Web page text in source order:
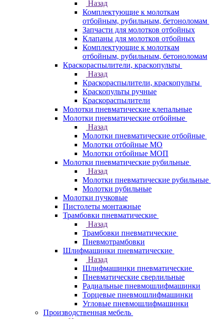
Назад
Комплектующие к молоткам
отбойным, рубильным, бетоноломам
Запчасти для молотков отбойных
Клапаны для молотков отбойных
Комплектующие к молоткам
отбойным, рубильным, бетоноломам
Краскораспылители, краскопульты
Назад
Краскораспылители, краскопульты
Краскопульты ручные
Краскораспылители
Молотки пневматические клепальные
Молотки пневматические отбойные
Назад
Молотки пневматические отбойные
Молотки отбойные МО
Молотки отбойные МОП
Молотки пневматические рубильные
Назад
Молотки пневматические рубильные
Молотки рубильные
Молотки пучковые
Пистолеты монтажные
Трамбовки пневматические
Назад
Трамбовки пневматические
Пневмотрамбовки
Шлифмашинки пневматические
Назад
Шлифмашинки пневматические
Пневматические сверлильные
Радиальные пневмошлифмашинки
Торцевые пневмошлифмашинки
Угловые пневмошлифмашинки
Производственная мебель